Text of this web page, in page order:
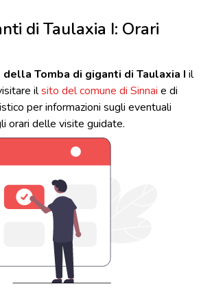
di Taulaxia I: Orari
Tomba di giganti di Taulaxia I il
ilsito del comune di Sinnai e di
per informazioni sugli eventuali
orari delle visite guidate.